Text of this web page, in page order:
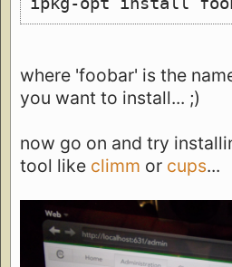
where 'foobar' is the
you want to install... ;)
now go on and try
tool like climm or cups...